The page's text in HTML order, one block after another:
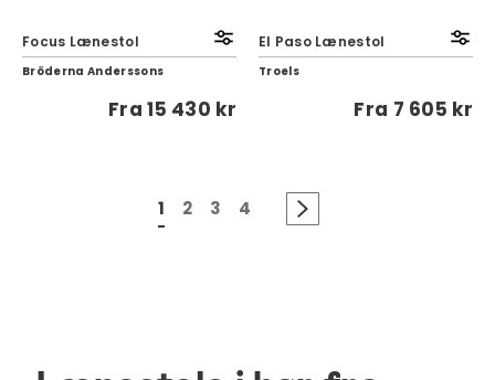
Focus Lænestol
Bröderna Anderssons
Fra15 430 kr
El Paso Lænestol
Troels
Fra 7 605 kr
1 2 3 4